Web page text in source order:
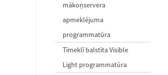
mākoņservera
apmeklējuma
programmatūra
Tīmeklī balstīta Visible
Light programmatūra